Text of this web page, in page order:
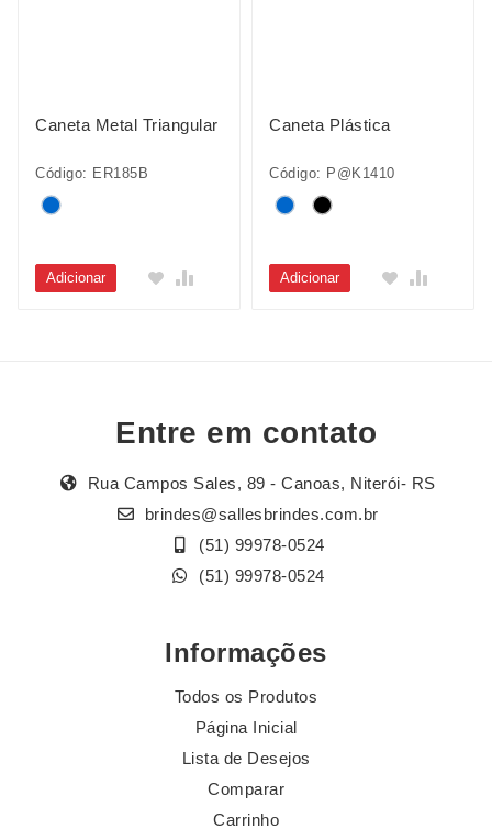
Caneta Metal Triangular
Código: ER185B
Adicionar
Caneta Plástica
Código: P@K1410
Adicionar
Entre em contato
Rua Campos Sales, 89 - Canoas, Niterói- RS
brindes@sallesbrindes.com.br
(51) 99978-0524
(51) 99978-0524
Informações
Todos os Produtos
Página Inicial
Lista de Desejos
Comparar
Carrinho